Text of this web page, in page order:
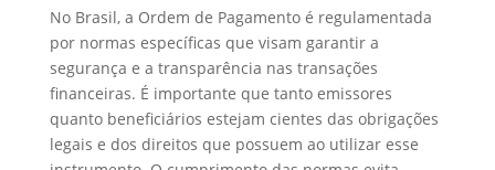
No Brasil, a Ordem de Pagamento é regulamentada
por normas específicas que visam garantir a
segurança e a transparência nas transações
financeiras. É importante que tanto emissores
quanto beneficiários estejam cientes das obrigações
legais e dos direitos que possuem ao utilizar esse